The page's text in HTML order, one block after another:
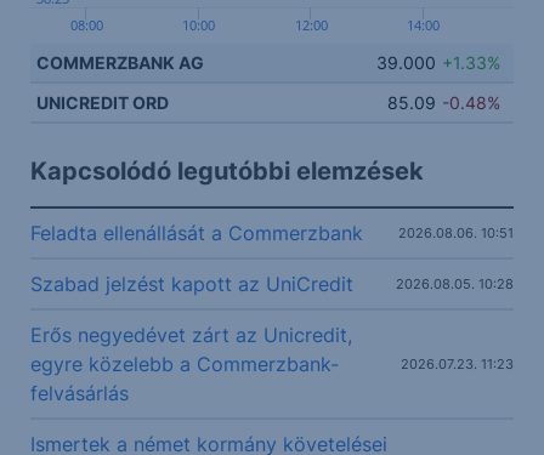
08:00 10:00 12:00 14:00
COMMERZBANK AG 39.000 +1.33%
UNICREDIT ORD
85.09 -0.48%
Kapcsolódó legutóbbi elemzések
Feladta ellenállását a Commerzbank 2026.08.06. 10:51
Szabad jelzést kapott az UniCredit 2026.08.05. 10:28
Erős negyedévet zárt az Unicredit,
egyre közelebb a Commerzbank-
felvásárlás
2026.07.23. 11:23
Ismertek a német kormány követelései